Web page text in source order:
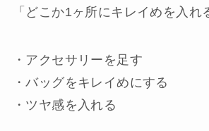
「どこか1ヶ所にキレイめを入れ
・アクセサリーを足す
・バッグをキレイめにする
・ツヤ感を入れる